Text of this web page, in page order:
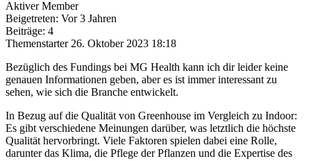
Aktiver Member
Beigetreten: Vor 3 Jahren
Beiträge: 4
Themenstarter 26. Oktober 2023 18:18
Bezüglich des Fundings bei MG Health kann ich dir leider keine
genauen Informationen geben, aber es ist immer interessant zu
sehen, wie sich die Branche entwickelt.
In Bezug auf die Qualität von Greenhouse im Vergleich zu Indoor:
Es gibt verschiedene Meinungen darüber, was letztlich die höchste
Qualität hervorbringt. Viele Faktoren spielen dabei eine Rolle,
darunter das Klima, die Pflege der Pflanzen und die Expertise des